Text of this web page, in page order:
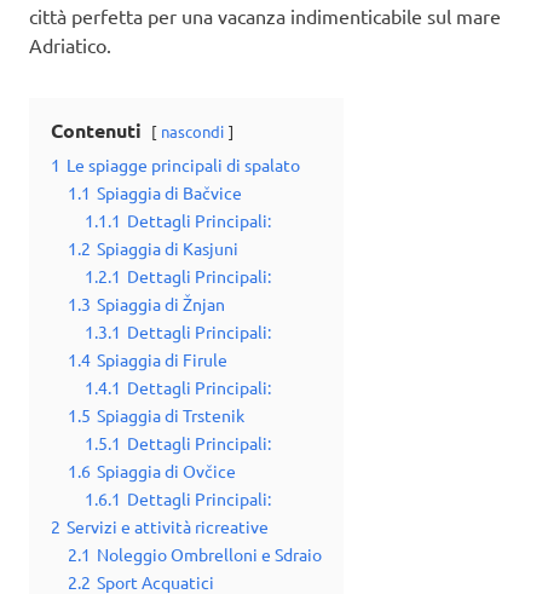
città perfetta per una vacanza indimenticabile sul mare
Adriatico.
Contenuti nascondi
1 Le spiagge principali di spalato
1.1 Spiaggia di Bačvice
1.1.1 Dettagli Principali:
1.2 Spiaggia di Kasjuni
1.2.1 Dettagli Principali:
1.3 Spiaggia di Žnjan
1.3.1 Dettagli Principali:
1.4 Spiaggia di Firule
1.4.1 Dettagli Principali:
1.5 Spiaggia di Trstenik
1.5.1 Dettagli Principali:
1.6 Spiaggia di Ovčice
1.6.1 Dettagli Principali:
2 Servizi e attività ricreative
2.1 Noleggio Ombrelloni e Sdraio
2.2 Sport Acquatici